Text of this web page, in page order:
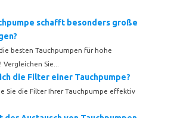
schafft besonders große
besten Tauchpumpen für hohe
Sie...
die Filter einer Tauchpumpe?
Sie die Filter Ihrer Tauchpumpe effektiv